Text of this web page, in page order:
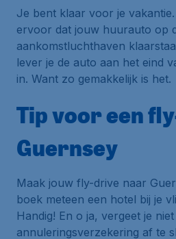
Je bent klaar voor je
ervoor dat jouw huurauto op
aankomstluchthaven
lever je de auto aan het eind
in. Want zo gemakkelijk is het.
Tip voor een
Guernsey
Maak jouw fly-drive naar
boek meteen een hotel bij je
Handig! En o ja, vergeet je
annuleringsverzekering af te